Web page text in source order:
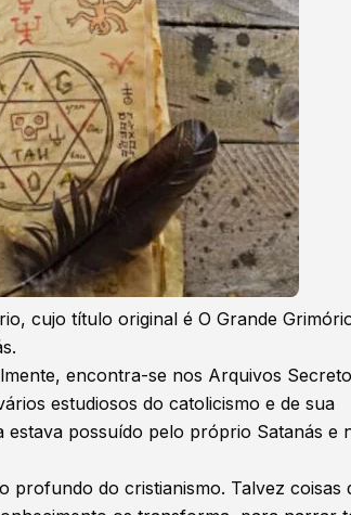
cujo título original é O Grande
encontra-se nos Arquivos
estudiosos do catolicismo e de sua
possuído pelo próprio Satanás e
profundo do cristianismo. Talvez coisas